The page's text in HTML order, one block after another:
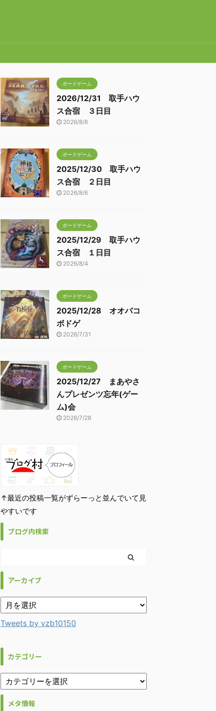
ボードゲーム
2026/12/31 取手ハウ
ス合宿 ３日目
2026/8/8
ボードゲーム
2025/12/30 取手ハウ
ス合宿 ２日目
2026/8/6
ボードゲーム
2025/12/29 取手ハウ
ス合宿 １日目
2026/8/4
ボードゲーム
2025/12/28 オオバコ
ボドゲ
2026/7/31
ボードゲーム
2025/12/27 まあやさ
んプレゼンツ忘年(ゲー
ム)会
2026/7/28
↑最近の投稿一覧がずらーっと並んでいて見
やすいです
ブログ内検索
アーカイブ
Tweets by vzb10150
カテゴリー
メタ情報